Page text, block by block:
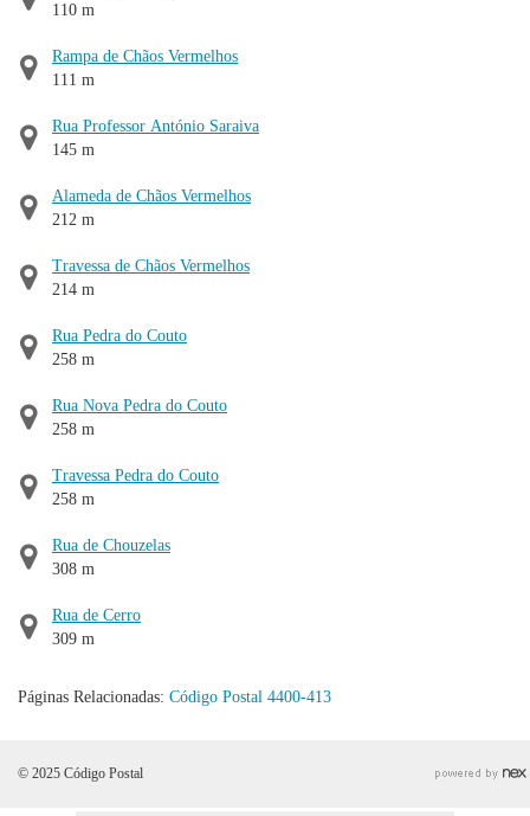
110 m
Rampa de Chãos Vermelhos
111 m
Rua Professor António Saraiva
145 m
Alameda de Chãos Vermelhos
212 m
Travessa de Chãos Vermelhos
214 m
Rua Pedra do Couto
258 m
Rua Nova Pedra do Couto
258 m
Travessa Pedra do Couto
258 m
Rua de Chouzelas
308 m
Rua de Cerro
309 m
Páginas Relacionadas: Código Postal 4400-413
© 2025 Código Postal